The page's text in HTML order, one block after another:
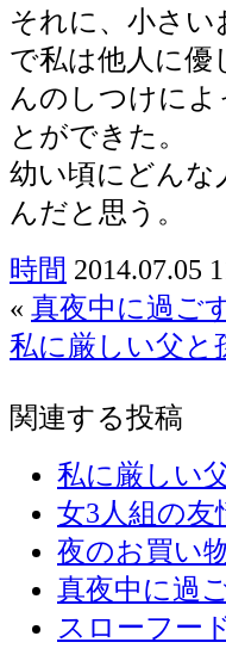
それに、小さ
で私は他人に
んのしつけに
とができた。
幼い頃にどんな
んだと思う。
時間 2014.07.05
« 真夜中に過ご
私に厳しい父と
関連する投稿
私に厳しい
女3人組の友
夜のお買い
真夜中に過
スローフー